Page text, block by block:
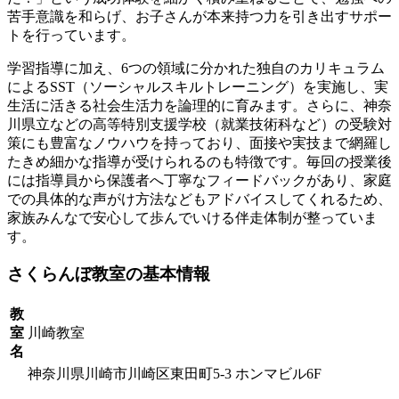
苦手意識を和らげ、お子さんが本来持つ力を引き出すサポー
トを行っています。
学習指導に加え、6つの領域に分かれた独自のカリキュラム
によるSST（ソーシャルスキルトレーニング）を実施し、実
生活に活きる社会生活力を論理的に育みます。さらに、神奈
川県立などの高等特別支援学校（就業技術科など）の受験対
策にも豊富なノウハウを持っており、面接や実技まで網羅し
たきめ細かな指導が受けられるのも特徴です。毎回の授業後
には指導員から保護者へ丁寧なフィードバックがあり、家庭
での具体的な声がけ方法などもアドバイスしてくれるため、
家族みんなで安心して歩んでいける伴走体制が整っていま
す。
さくらんぼ教室の基本情報
教
室
名
川崎教室
神奈川県川崎市川崎区東田町5-3 ホンマビル6F